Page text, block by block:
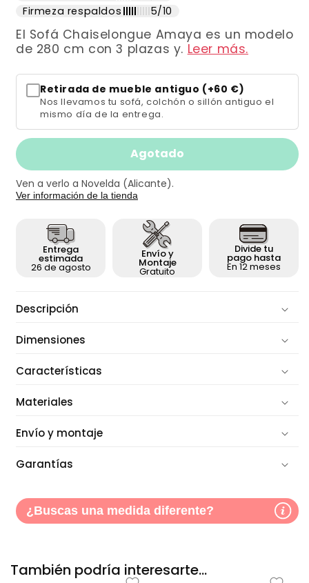
Firmeza respaldos
5/10
El Sofá Chaiselongue Amaya es un modelo
de 280 cm con 3 plazas y. Leer más.
Retirada de mueble antiguo (+60 €)
Nos llevamos tu sofá, colchón o sillón antiguo el
mismo día de la entrega.
Agotado
Ven a verlo a Novelda (Alicante).
Ver información de la tienda
Entrega
estimada
26 de agosto
Envío y
Montaje
Gratuito
Divide tu
pago hasta
En 12 meses
Descripción
Dimensiones
Características
Materiales
Envío y montaje
Garantías
¿Buscas una medida diferente?
También podría interesarte...